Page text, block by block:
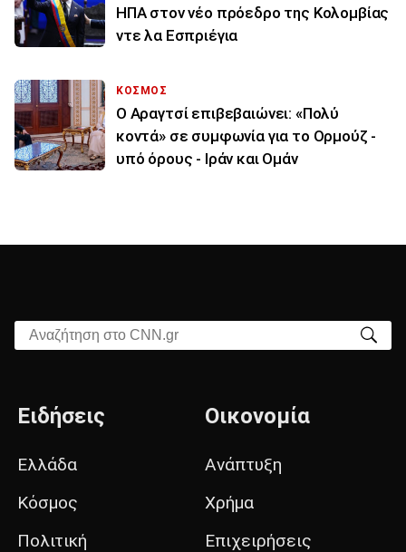
ΗΠΑ στον νέο πρόεδρο της Κολομβίας
ντε λα Εσπριέγια
ΚΟΣΜΟΣ
Ο Αραγτσί επιβεβαιώνει: «Πολύ
κοντά» σε συμφωνία για το Ορμούζ -
υπό όρους - Ιράν και Ομάν
Αναζήτηση στο CNN.gr
Ειδήσεις
Ελλάδα
Κόσμος
Πολιτική
Οικονομία
Ανάπτυξη
Χρήμα
Επιχειρήσεις